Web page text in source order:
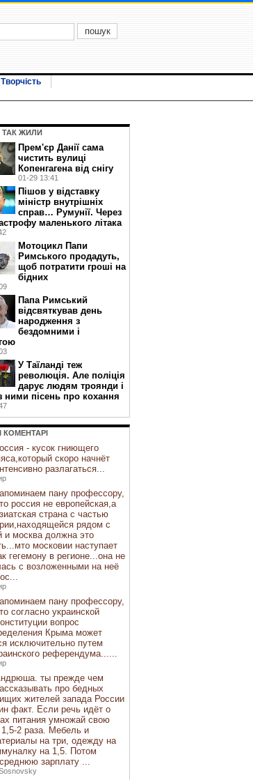
Творчість
ЖИЛИ
Прем'єр Данії сама
чистить вулиці
Копенгагена від снігу
01-29 13:41
Пішов у відставку
міністр внутрішніх
справ… Румунії. Через
маленького літака
Мотоцикл Папи
Римського продадуть,
щоб потратити гроші на
бідних
Папа Римський
відсвяткував день
народження з
бездомними і
У Таїланді теж
революція. Але поліція
дарує людям троянди і
ними пісень про кохання
КОМЕНТАРI
- кусок гниющего
скоро начнёт
разлагаться...
пану профессору,
россия не европейская,а
страна с частью
рядом с
и москва должна это
московии наступает
гегемону в регионе...она не
с возложенными на неё
пану профессору,
согласно украинской
вопрос
Крыма может
исключительно путем
референдума......
ты прежде чем
про бедных
жителей запада России
факт. Если речь идёт о
питания умножай свою
1,5-2 раза. Мебель и
на три, одежду на
на 1,5. Потом
зарплату ...